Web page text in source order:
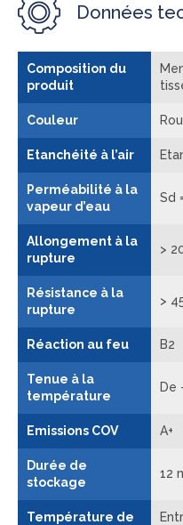
Données
Composition du
produit
Couleur
Etanchéité à l’air
Perméabilité à la
vapeur d’eau
Sd
Allongement à la
rupture
>
Résistance à la
rupture
>
Réaction au feu B2
Tenue à la
température
De
Emissions COV A+
Durée de
stockage
12
Température de